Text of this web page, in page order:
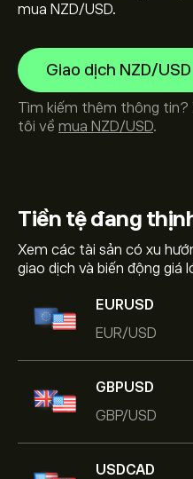
Tiền tệđang
Xem các tài sản có xu
giao dịch và biến động giá
EURUSD
EUR/USD
GBPUSD
GBP/USD
USDCAD
mua NZD/USD.
Giao dịch NZD/USD
Tìm kiếm thêm thông tin?
tôi về mua NZD/USD.